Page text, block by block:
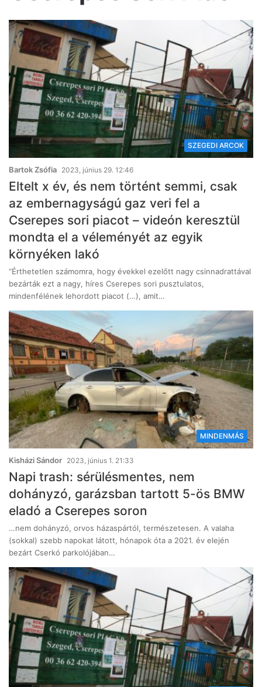
SZEGEDI ARCOK
Bartok Zsófia 2023, június 29. 12:46
Eltelt x év, és nem történt semmi, csak
az embernagyságú gaz veri fel a
Cserepes sori piacot – videón keresztül
mondta el a véleményét az egyik
környéken lakó
“Érthetetlen számomra, hogy évekkel ezelőtt nagy csinnadrattával
bezárták ezt a nagy, híres Cserepes sori pusztulatos,
mindenfélének lehordott piacot (…), amit…
MINDENMÁS
Kisházi Sándor 2023, június 1. 21:33
Napi trash: sérülésmentes, nem
dohányzó, garázsban tartott 5-ös BMW
eladó a Cserepes soron
…nem dohányzó, orvos házaspártól, természetesen. A valaha
(sokkal) szebb napokat látott, hónapok óta a 2021. év elején
bezárt Cserkó parkolójában…